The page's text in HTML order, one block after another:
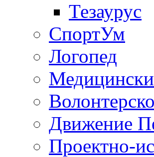
Тезаурус
СпортУм
Логопед
Движение
Проектно-